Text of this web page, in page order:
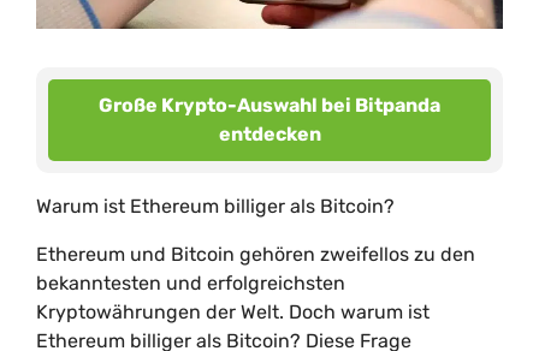
Große Krypto-Auswahl bei Bitpanda
entdecken
Warum ist Ethereum billiger als Bitcoin?
Ethereum und Bitcoin gehören zweifellos zu den
bekanntesten und erfolgreichsten
Kryptowährungen der Welt. Doch warum ist
Ethereum billiger als Bitcoin? Diese Frage